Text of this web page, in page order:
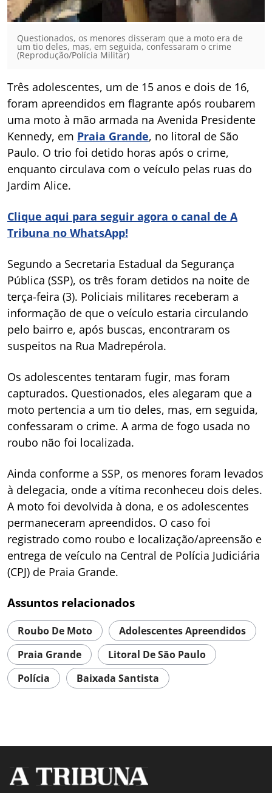
Questionados, os menores disseram que a moto era de
um tio deles, mas, em seguida, confessaram o crime
(Reprodução/Polícia Militar)
Três adolescentes, um de 15 anos e dois de 16,
foram apreendidos em flagrante após roubarem
uma moto à mão armada na Avenida Presidente
Kennedy, em Praia Grande, no litoral de São
Paulo. O trio foi detido horas após o crime,
enquanto circulava com o veículo pelas ruas do
Jardim Alice.
Clique aqui para seguir agora o canal de A
Tribuna no WhatsApp!
Segundo a Secretaria Estadual da Segurança
Pública (SSP), os três foram detidos na noite de
terça-feira (3). Policiais militares receberam a
informação de que o veículo estaria circulando
pelo bairro e, após buscas, encontraram os
suspeitos na Rua Madrepérola.
Os adolescentes tentaram fugir, mas foram
capturados. Questionados, eles alegaram que a
moto pertencia a um tio deles, mas, em seguida,
confessaram o crime. A arma de fogo usada no
roubo não foi localizada.
Ainda conforme a SSP, os menores foram levados
à delegacia, onde a vítima reconheceu dois deles.
A moto foi devolvida à dona, e os adolescentes
permaneceram apreendidos. O caso foi
registrado como roubo e localização/apreensão e
entrega de veículo na Central de Polícia Judiciária
(CPJ) de Praia Grande.
Assuntos relacionados
Roubo De Moto
Adolescentes Apreendidos
Praia Grande
Litoral De São Paulo
Polícia
Baixada Santista